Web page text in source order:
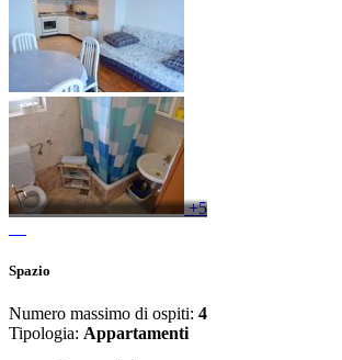
+5
Spazio
Numero massimo di ospiti: 4
Tipologia: Appartamenti